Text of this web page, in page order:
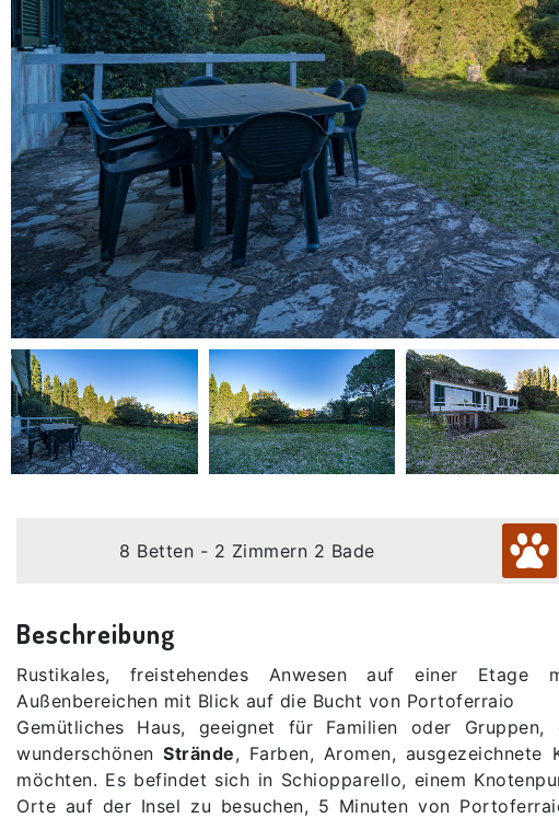
8 Betten - 2 Zimmern 2 Bade
Beschreibung
Rustikales, freistehendes Anwesen auf einer
Außenbereichen mit Blick auf die Bucht von Portoferraio
Gemütliches Haus, geeignet für Familien oder
wunderschönenStrände, Farben, Aromen, ausgezeichnete
möchten. Es befindet sich in Schiopparello, einem
Orte auf der Insel zu besuchen, 5 Minuten von